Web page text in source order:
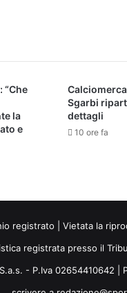
“Che
la
e
Sgarbi
dettagli
10 ore fa
registrato | Vietata la
registrata presso il
- P.Iva 02654410642